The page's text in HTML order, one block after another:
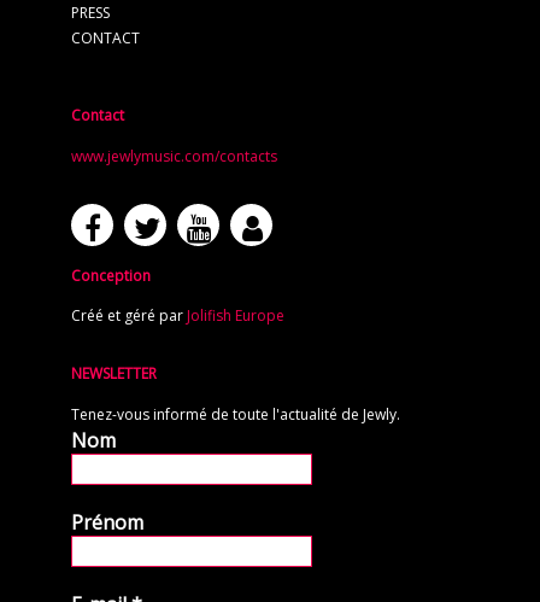
PRESS
CONTACT
Contact
www.jewlymusic.com/contacts
Conception
Créé et géré par Jolifish Europe
NEWSLETTER
Tenez-vous informé de toute l'actualité de Jewly.
Nom
Prénom